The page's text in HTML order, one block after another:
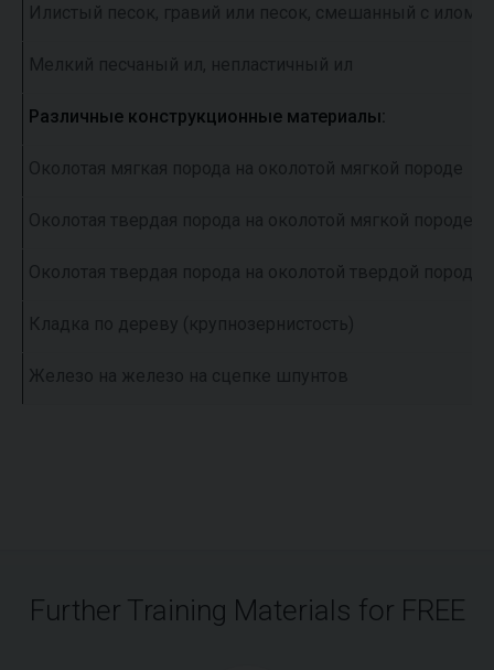
Илистый песок, гравий или песок, смешанный с илом
Мелкий песчаный ил, непластичный ил
Различные конструкционные материалы:
Околотая мягкая порода на околотой мягкой породе
Околотая твердая порода на околотой мягкой породе
Околотая твердая порода на околотой твердой породе
Кладка по дереву (крупнозернистость)
Железо на железо на сцепке шпунтов
Further Training Materials for FREE